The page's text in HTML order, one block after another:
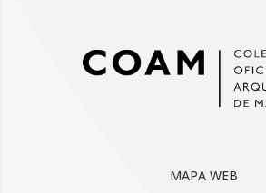
MAPA WEB